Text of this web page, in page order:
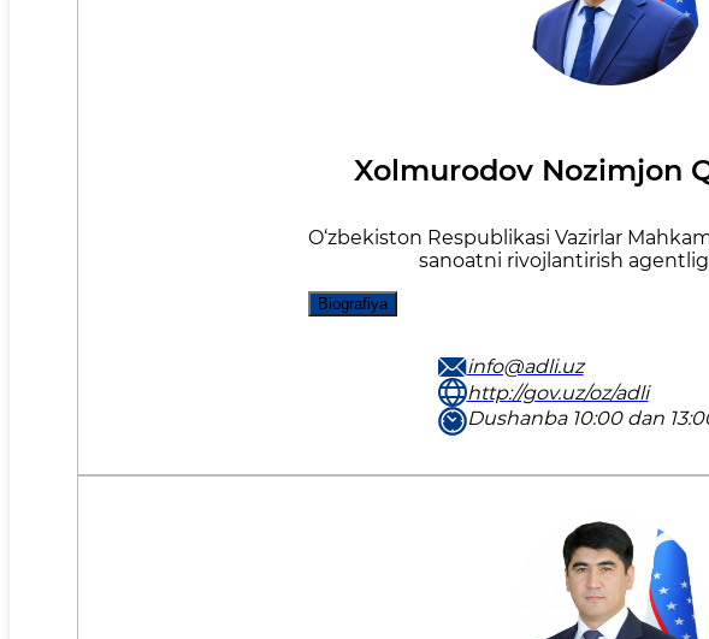
Xolmurodov Nozimjon
O‘zbekiston Respublikasi Vazirlar
sanoatni rivojlantirish
Biografiya
info@adli.uz
http://gov.uz/oz/adli
Dushanba 10:00 dan